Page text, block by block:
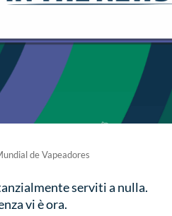
de Vapeadores
serviti a nulla.
vi è ora.